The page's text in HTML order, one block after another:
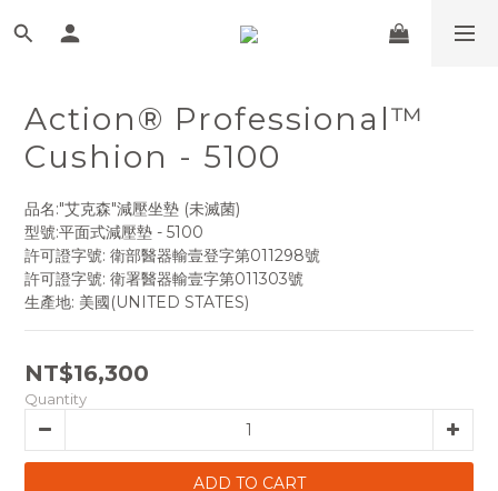
Action® Professional™
Cushion - 5100
品名:"艾克森"減壓坐墊 (未滅菌)
型號:平面式減壓墊 - 5100
許可證字號: 衛部醫器輸壹登字第011298號
許可證字號: 衛署醫器輸壹字第011303號
生產地: 美國(UNITED STATES)
NT$16,300
Quantity
ADD TO CART